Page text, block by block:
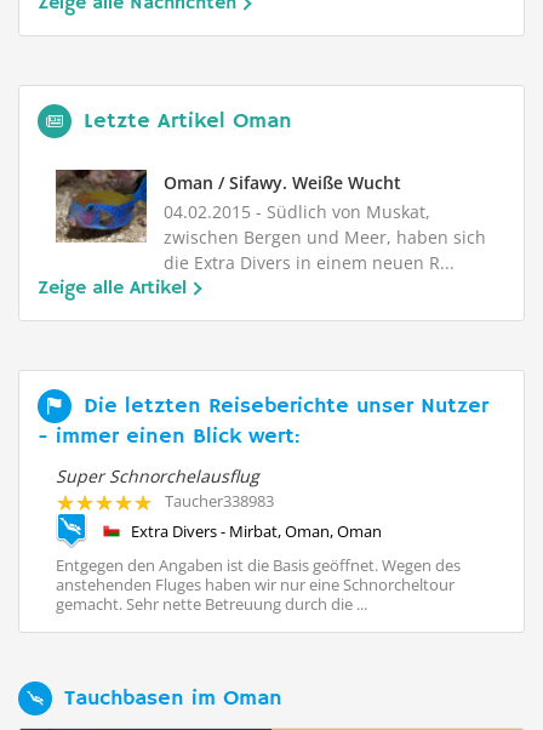
Letzte Artikel Oman
Oman / Sifawy. Weiße Wucht
04.02.2015 - Südlich von Muskat,
zwischen Bergen und Meer, haben sich
die Extra Divers in einem neuen R...
Zeige alle Artikel
Die letzten Reiseberichte unser Nutzer
- immer einen Blick wert:
Super Schnorchelausflug
Taucher338983
Extra Divers - Mirbat, Oman, Oman
Entgegen den Angaben ist die Basis geöffnet. Wegen des
anstehenden Fluges haben wir nur eine Schnorcheltour
gemacht. Sehr nette Betreuung durch die ...
Tauchbasen im Oman